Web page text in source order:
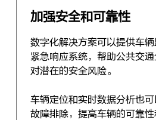
加强安全和可靠性
数字化解决方案可以提供车
紧急响应系统，帮助公共交
对潜在的安全风险。
车辆定位和实时数据分析也
故障排除，提高车辆的可靠性